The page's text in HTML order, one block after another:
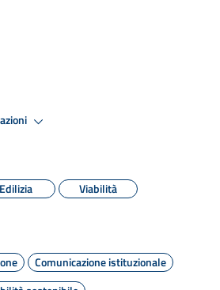
Edilizia Viabilità
Comunicazione istituzionale